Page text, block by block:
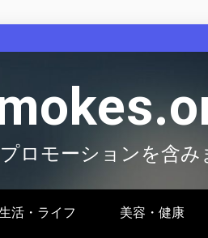
ロモーションを含み
活・ライフ 美容・健康